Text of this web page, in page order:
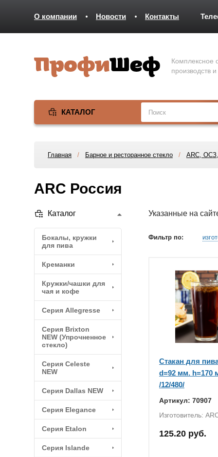
О компании Новости Контакты
Комплексное
производств
КАТАЛОГ
Главная / Барное и ресторанное стекло / ARC,
ARC Россия
Каталог
Бокалы, кружки
для пива
Креманки
Кружки/чашки для
чая и кофе
Серия Allegresse
Серия Brixton
NEW (Упрочненное
стекло)
Серия Celeste
NEW
Серия Dallas NEW
Серия Elegance
Серия Etalon
Серия Islande
Указанные на
Фильтр по:
Стакан для
d=92 мм. h=170
/12/480/
Артикул: 70907
Изготовитель:
125.20 руб.